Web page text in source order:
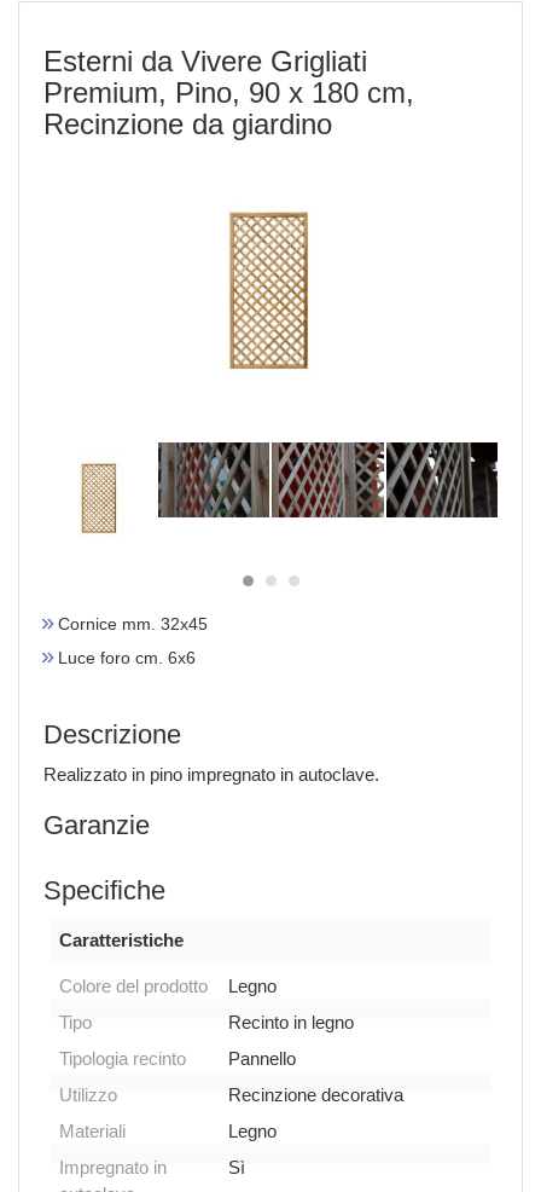
Esterni da Vivere Grigliati
Premium, Pino, 90 x 180 cm,
Recinzione da giardino
Cornice mm. 32x45
Luce foro cm. 6x6
Descrizione
Realizzato in pino impregnato in autoclave.
Garanzie
Specifiche
Caratteristiche
Colore del prodotto
Legno
Tipo
Recinto in legno
Tipologia recinto
Pannello
Utilizzo
Recinzione decorativa
Materiali
Legno
Impregnato in
Sì